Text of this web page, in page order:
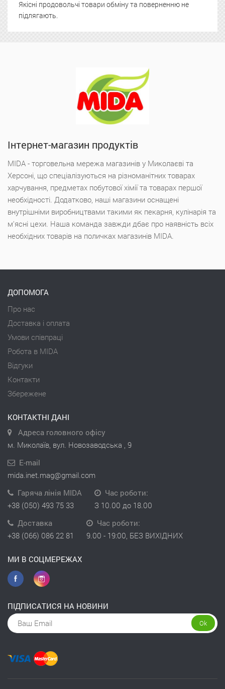
Якісні продовольчі товари обміну та поверненню не
підлягають.
Інтернет-магазин продуктів
MIDA - торговельна мережа магазинів у Миколаєві та
Херсоні, що спеціалізуються на різноманітних товарах
харчування, предметах побутової хімії та товарах першої
необхідності. Додатково, наші магазини оснащені
внутрішніми виробництвами такими як пекарня, кулінарія та
м'ясні цехи. Наша команда завжди дбає про наявність всіх
необхідних товарів на поличках магазинів MIDA.
ДОПОМОГА
Про нас
Доставка і оплата
Умови співпраці
Робота в MIDA
Відгуки
Контакти
Збережене
КОНТАКТНІ ДАНІ
Адреса головного офісу
м. Миколаїв, вул. Новозаводська , 9
E-mail
mida.inet.mag@gmail.com
Гаряча лінія MIDA
+38 (050) 493 75 33
Час роботи:
З 10.00 до 18.00
Доставка
+38 (066) 086 22 81
Час роботи:
9.00 - 19:00, БЕЗ ВИХІДНИХ
МИ В СОЦМЕРЕЖАХ
ПІДПИСАТИСЯ НА НОВИНИ
Ok